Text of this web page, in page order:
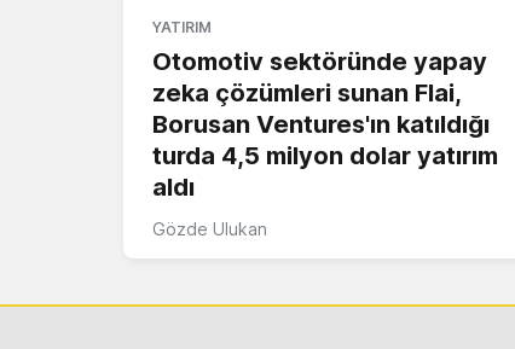
YATIRIM
Otomotiv sektöründe yapay
zeka çözümleri sunan Flai,
Borusan Ventures'ın katıldığı
turda 4,5 milyon dolar yatırım
aldı
Gözde Ulukan